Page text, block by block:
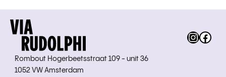
Rombout Hogerbeetsstraat 109 - unit 36
1052 VW Amsterdam